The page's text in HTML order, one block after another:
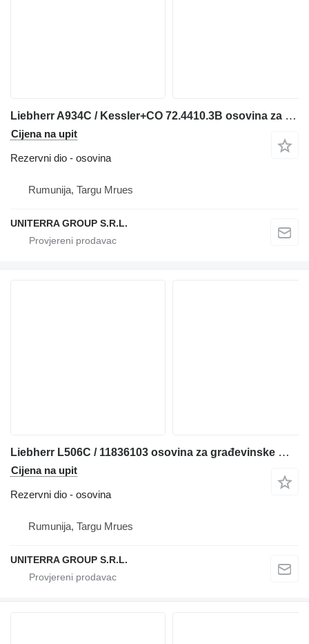
Liebherr A934C / Kessler+CO 72.4410.3B osovina za građevinske mašine
Cijena na upit
Rezervni dio - osovina
Rumunija, Targu Mrues
UNITERRA GROUP S.R.L.
Liebherr L506C / 11836103 osovina za građevinske mašine
Cijena na upit
Rezervni dio - osovina
Rumunija, Targu Mrues
UNITERRA GROUP S.R.L.